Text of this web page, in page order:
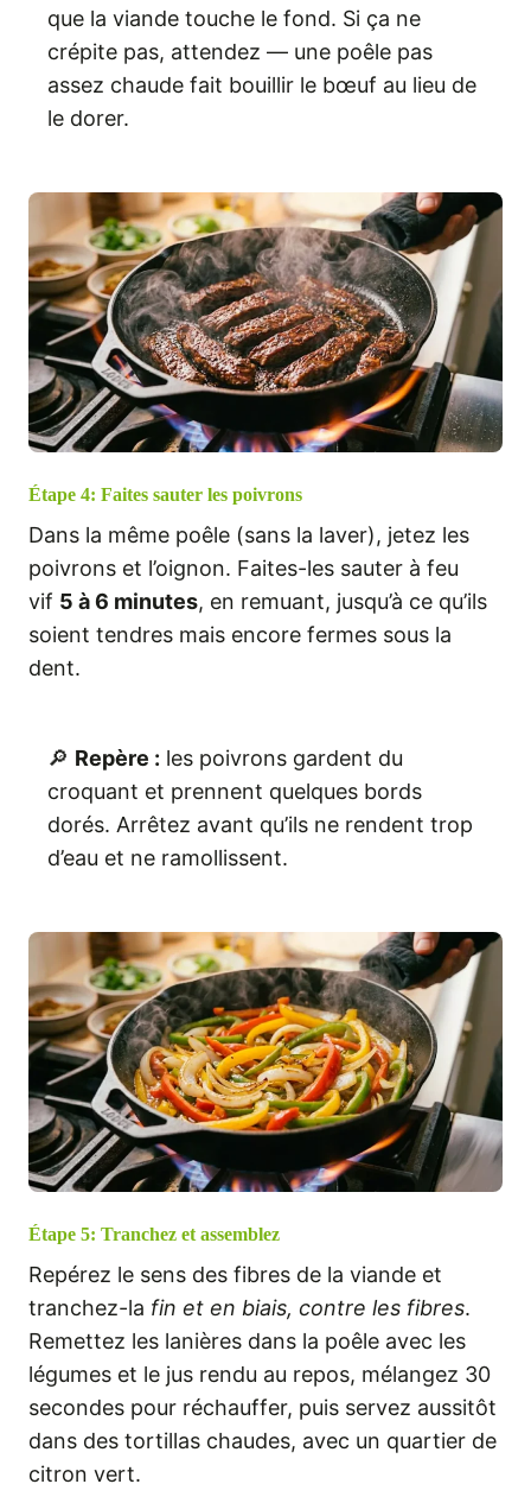
que la viande touche le fond. Si ça ne
crépite pas, attendez — une poêle pas
assez chaude fait bouillir le bœuf au lieu de
le dorer.
Étape 4: Faites sauter les poivrons
Dans la même poêle (sans la laver), jetez les
poivrons et l’oignon. Faites-les sauter à feu
vif 5 à 6 minutes, en remuant, jusqu’à ce qu’ils
soient tendres mais encore fermes sous la
dent.
🔎 Repère : les poivrons gardent du
croquant et prennent quelques bords
dorés. Arrêtez avant qu’ils ne rendent trop
d’eau et ne ramollissent.
Étape 5: Tranchez et assemblez
Repérez le sens des fibres de la viande et
tranchez-la fin et en biais, contre les fibres.
Remettez les lanières dans la poêle avec les
légumes et le jus rendu au repos, mélangez 30
secondes pour réchauffer, puis servez aussitôt
dans des tortillas chaudes, avec un quartier de
citron vert.